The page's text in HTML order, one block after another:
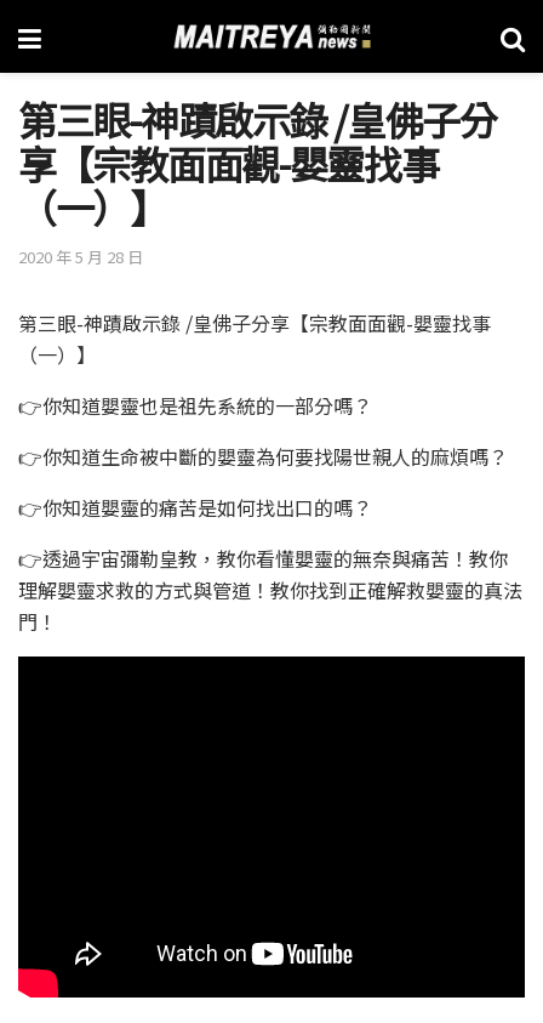
第三眼-神蹟啟示錄 /皇佛子分
享【宗教面面觀-嬰靈找事
（一）】
2020 年 5 月 28 日
第三眼-神蹟啟示錄 /皇佛子分享【宗教面面觀-嬰靈找事
（一）】
👉你知道嬰靈也是祖先系統的一部分嗎？
👉你知道生命被中斷的嬰靈為何要找陽世親人的麻煩嗎？
👉你知道嬰靈的痛苦是如何找出口的嗎？
👉透過宇宙彌勒皇教，教你看懂嬰靈的無奈與痛苦！教你
理解嬰靈求救的方式與管道！教你找到正確解救嬰靈的真法
門！